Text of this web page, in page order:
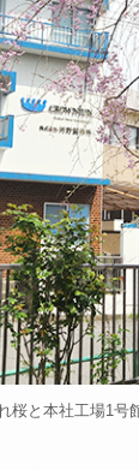
桜と本社工場1号